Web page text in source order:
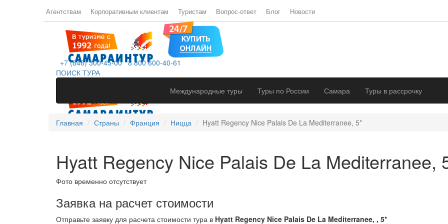
Агентствам Корпоративным клиентам Туристам Вопрос-ответ Блог Новости
+7 (846) 300-45-00 8 800 600-40-61
ПОИСК ТУРА
Международные туры
Туры по России Самара Туры в рассрочку
Главная Страны Франция Ницца Hyatt Regency Nice Palais De La Mediterranee, 5*
Hyatt Regency Nice Palais De La Mediterranee,
Фото временно отсутствует
Заявка на расчет стоимости
Отправьте заявку для расчета стоимости тура в Hyatt Regency Nice Palais De La Mediterranee, , 5*